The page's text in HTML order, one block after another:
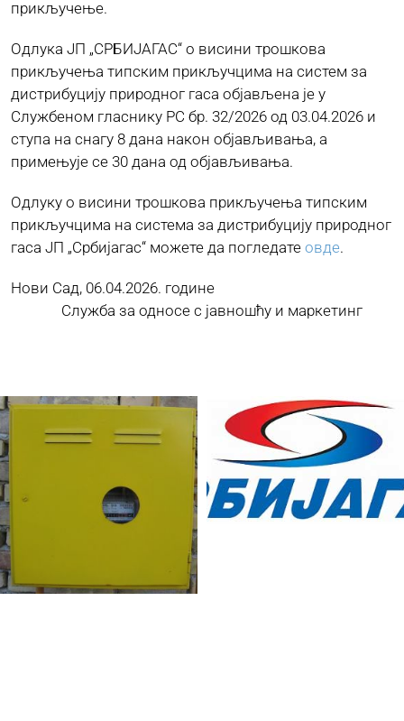
прикључење.
Одлука ЈП „СРБИЈАГАС“ о висини трошкова
прикључења типским прикључцима на систем за
дистрибуцију природног гаса објављена је у
Службеном гласнику РС бр. 32/2026 од 03.04.2026 и
ступа на снагу 8 дана након објављивања, а
примењује се 30 дана од објављивања.
Одлуку о висини трошкова прикључења типским
прикључцима на система за дистрибуцију природног
гаса ЈП „Србијагас“ можете да погледате овде.
Нови Сад, 06.04.2026. године
Служба за односе с јавношћу и маркетинг